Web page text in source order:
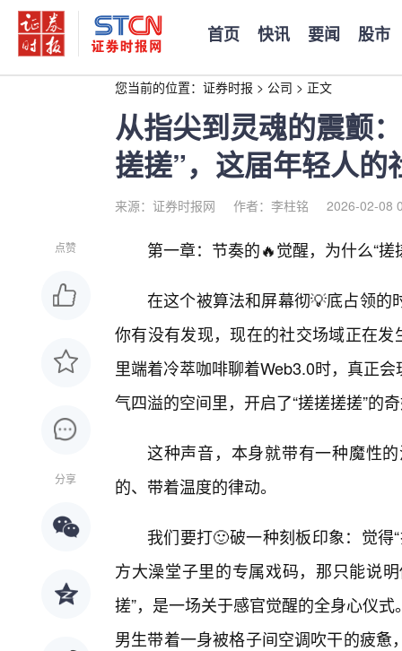
首页 快讯 要闻 股市
您当前的位置： 证券时报 > 公司 > 正文
从指尖到灵魂的震颤
搓搓”，这届年轻人
来源：证券时报网 作者：李柱铭 2026-02-08
点赞
分享
第一章：节奏的🔥觉醒，为什么“
在这个被算法和屏幕彻💡底占领的
你有没有发现，现在的社交场域正在
里端着冷萃咖啡聊着Web3.0时，真正
气四溢的空间里，开启了“搓搓搓搓”的
这种声音，本身就带有一种魔性
的、带着温度的律动。
我们要打🙂破一种刻板印象：觉得
方大澡堂子里的专属戏码，那只能说
搓”，是一场关于感官觉醒的全身心仪
男生带着一身被格子间空调吹干的疲